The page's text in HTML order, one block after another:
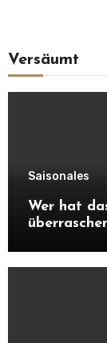
Versäumt
Saisonales
Wer hat